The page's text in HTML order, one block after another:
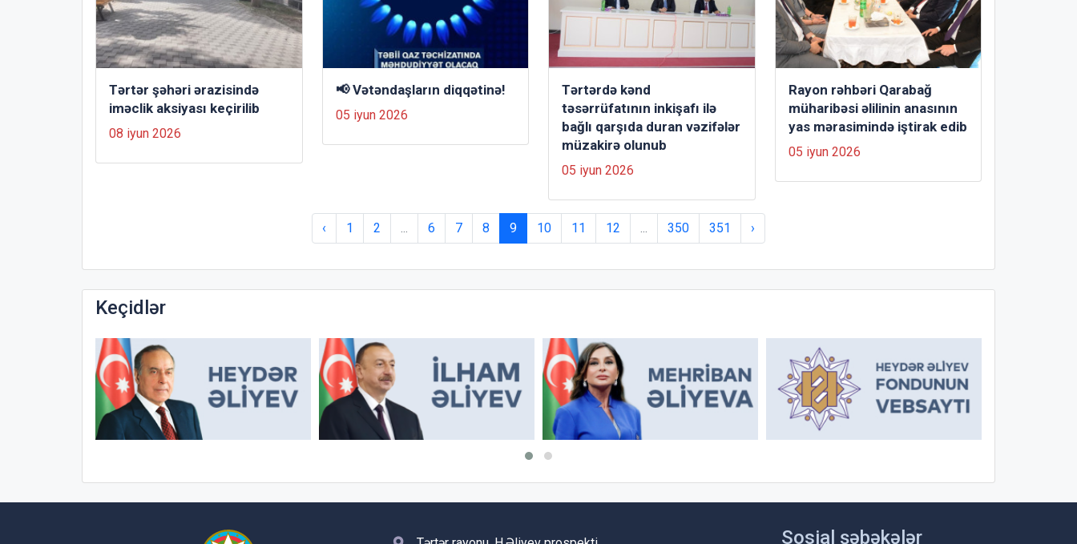
Tərtər şəhəri ərazisində
iməclik aksiyası keçirilib
08 iyun 2026
📢 Vətəndaşların diqqətinə!
05 iyun 2026
Tərtərdə kənd
təsərrüfatının inkişafı ilə
bağlı qarşıda duran vəzifələr
müzakirə olunub
05 iyun 2026
Rayon rəhbəri Qarabağ
müharibəsi əlilinin anasının
yas mərasimində iştirak edib
05 iyun 2026
‹ 1 2 ... 6 7 8 9 10 11 12 ... 350 351 ›
Keçidlər
Sosial şəbəkələr